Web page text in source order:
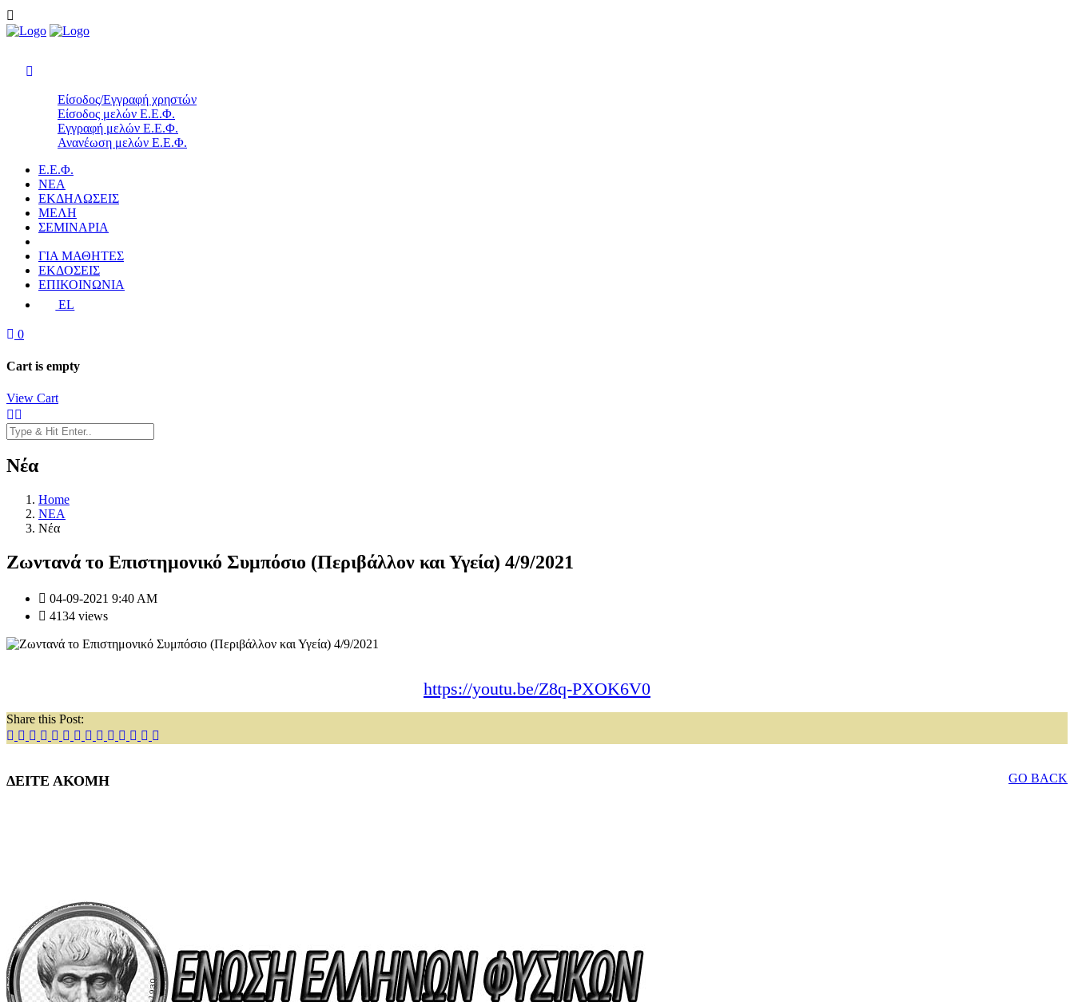
Είσοδος/Εγγραφή χρηστών
Είσοδος μελών Ε.Ε.Φ.
Εγγραφή μελών Ε.Ε.Φ.
Ανανέωση μελών Ε.Ε.Φ.
Ε.Ε.Φ.
ΝΕΑ
ΕΚΔΗΛΩΣΕΙΣ
ΜΕΛΗ
ΣΕΜΙΝΑΡΙΑ
ΓΙΑ ΜΑΘΗΤΕΣ
ΕΚΔΟΣΕΙΣ
ΕΠΙΚΟΙΝΩΝΙΑ
EL
0
Cart is empty
View Cart
Νέα
Home
NEA
Νέα
Ζωντανά το Επιστημονικό Συμπόσιο (Περιβάλλον και Υγεία) 4/9/2021
04-09-2021 9:40 AM
4134 views
https://youtu.be/Z8q-PXOK6V0
Share this Post:
GO BACK
ΔΕΙΤΕ ΑΚΟΜΗ